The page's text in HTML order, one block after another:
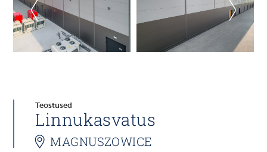
Teostused
Linnukasvatus
MAGNUSZOWICE